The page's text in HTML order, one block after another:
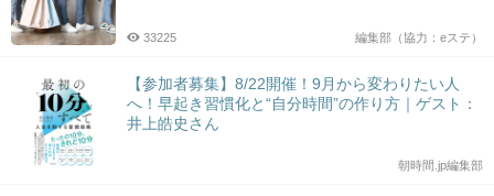
編集部（協力：eステ）
33225
【参加者募集】8/22開催！9月から変わりたい人
へ！早起き習慣化と“自分時間”の作り方｜ゲスト：
井上皓史さん
朝時間.jp編集部